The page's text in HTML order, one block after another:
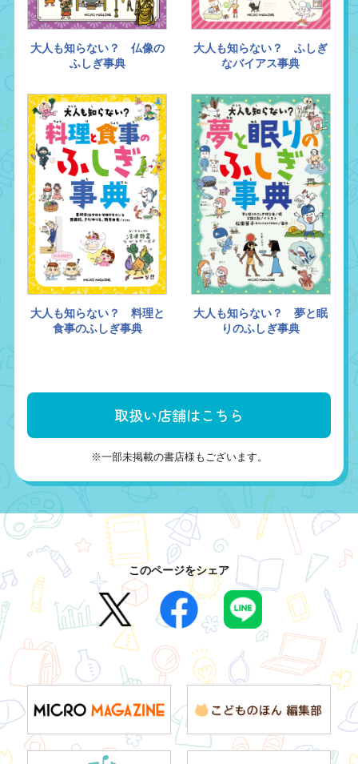
大人も知らない？ 仏像の
ふしぎ事典
大人も知らない？ ふしぎ
なバイアス事典
大人も知らない？ 料理と
食事のふしぎ事典
大人も知らない？ 夢と眠
りのふしぎ事典
取扱い店舗はこちら
※一部未掲載の書店様もございます。
このページをシェア